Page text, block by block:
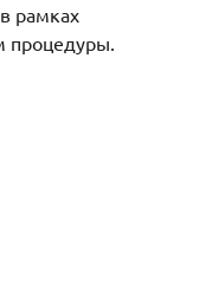
рамках
процедуры.